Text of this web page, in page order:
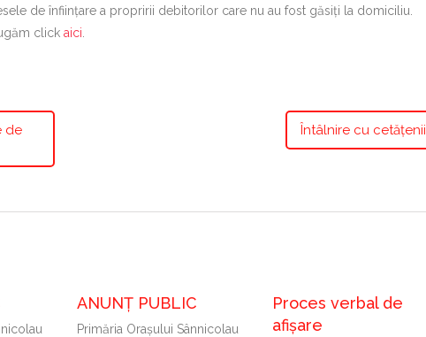
de înființare a propririi debitorilor care nu au fost găsiți la domiciliu.
click aici
de
Întâlnire cu cetățenii
ANUNȚ PUBLIC
Primăria Oraşului Sânnicolau
Proces verbal de
afișare